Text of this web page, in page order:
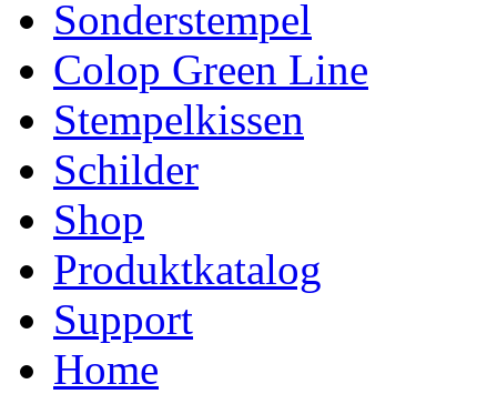
Sonderstempel
Colop Green Line
Stempelkissen
Schilder
Shop
Produktkatalog
Support
Home